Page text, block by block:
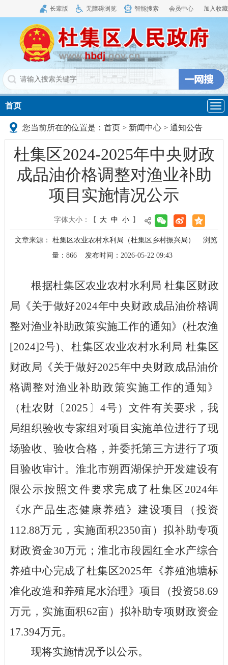
长辈版 无障碍浏览 智能搜索 会员中心 加入收藏
导
航
首页
您当前所在的位置是： 首页> 新闻中心 > 通知公告
杜集区2024-2025年中央财政
成品油价格调整对渔业补助
项目实施情况公示
字体大小： 【 大 中 小 】
文章来源： 杜集区农业农村水利局（杜集区乡村振兴局）
浏览
量： 866 发布时间：2026-05-22 09:43
根据杜集 区农业农村水利局 杜集区财政
局 《关于做好2024年中央财政成品油价格调
整对渔业补助政策实施工作的通知》 (杜农渔
[2024]2号)、杜集区农业农村水利局 杜集区
财政局《关于做好2025年中央财政成品油价
格调整对渔业补助政策实施工作的通知》
（杜农财 〔 2025 〕 4号）文件有关要求 ，我
局组织验收专家组对项目实施单位进行了现
场验收、验收合格，并委托第三方进行了项
目验收审计。淮北市朔西湖保护开发建设有
限公示按照文件要求完成了杜集区 2024年
《水产品生态健康养殖》建设项目（投资
112.88万元，实施面积2350亩）拟补助专项
财政资金30万元；淮北市段园红全水产综合
养殖中心完成了杜集区2025年 《养殖池塘标
准化改造和养殖尾水治理》项目（投资58.69
万元， 实施面积62亩） 拟补助专项财政资金
17.394万元。
现将实施情况予以公示。